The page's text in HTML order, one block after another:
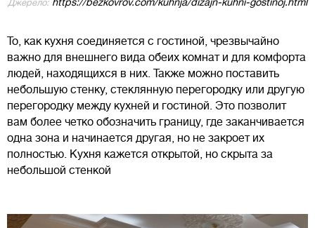
Джерело:
То, как кухня соединяется с гостиной, чрезвычайно
важно для внешнего вида обеих комнат и для комфорта
людей, находящихся в них. Также можно поставить
небольшую стенку, стеклянную перегородку или другую
перегородку между кухней и гостиной. Это позволит
вам более четко обозначить границу, где заканчивается
одна зона и начинается другая, но не закроет их
полностью. Кухня кажется открытой, но скрыта за
небольшой стенкой